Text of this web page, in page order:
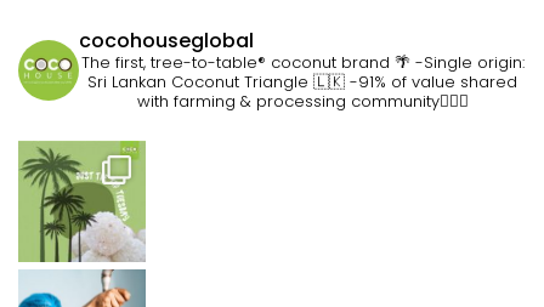
cocohouseglobal
The first, tree-to-table® coconut brand 🌴 -Single origin:
Sri Lankan Coconut Triangle 🇱🇰 -91% of value shared
with farming & processing community👷🏽‍♀️